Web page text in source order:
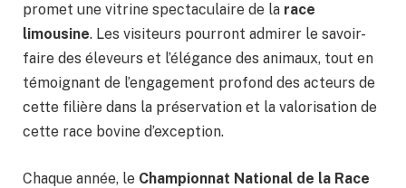
promet une vitrine spectaculaire de la race
limousine. Les visiteurs pourront admirer le savoir-
faire des éleveurs et l’élégance des animaux, tout en
témoignant de l’engagement profond des acteurs de
cette filière dans la préservation et la valorisation de
cette race bovine d’exception.
Chaque année, le Championnat National de la Race